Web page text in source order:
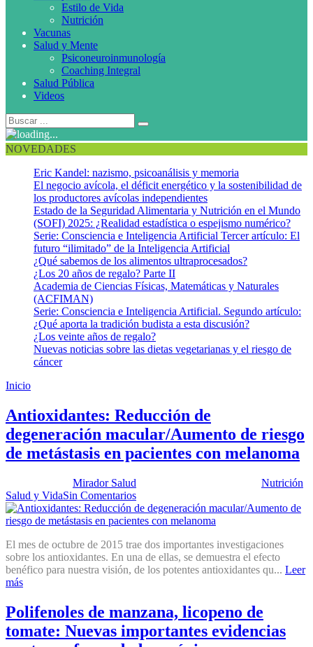
Estilo de Vida
Nutrición
Vacunas
Salud y Mente
Psiconeuroinmunología
Coaching Integral
Salud Pública
Videos
NOVEDADES
Eric Kandel: nazismo, psicoanálisis y memoria
El negocio avícola, el déficit energético y la sostenibilidad de
los productores avícolas independientes
Estado de la Seguridad Alimentaria y Nutrición en el Mundo
(SOFI) 2025: ¿Realidad estadística o espejismo numérico?
Serie: Consciencia e Inteligencia Artificial Tercer artículo: El
futuro “ilimitado” de la Inteligencia Artificial
¿Qué sabemos de los alimentos ultraprocesados?
¿Los 20 años de regalo? Parte II
Academia de Ciencias Físicas, Matemáticas y Naturales
(ACFIMAN)
Serie: Consciencia e Inteligencia Artificial. Segundo artículo:
¿Qué aporta la tradición budista a esta discusión?
¿Los veinte años de regalo?
Nuevas noticias sobre las dietas vegetarianas y el riesgo de
cáncer
Inicio
Antioxidantes: Reducción de
degeneración macular/Aumento de riesgo
de metástasis en pacientes con melanoma
Mirador Salud Nutrición
Salud y VidaSin Comentarios
El mes de octubre de 2015 trae dos importantes investigaciones
sobre los antioxidantes. En una de ellas, se demuestra el efecto
benéfico para nuestra visión, de los potentes antioxidantes qu... Leer
más
Polifenoles de manzana, licopeno de
tomate: Nuevas importantes evidencias